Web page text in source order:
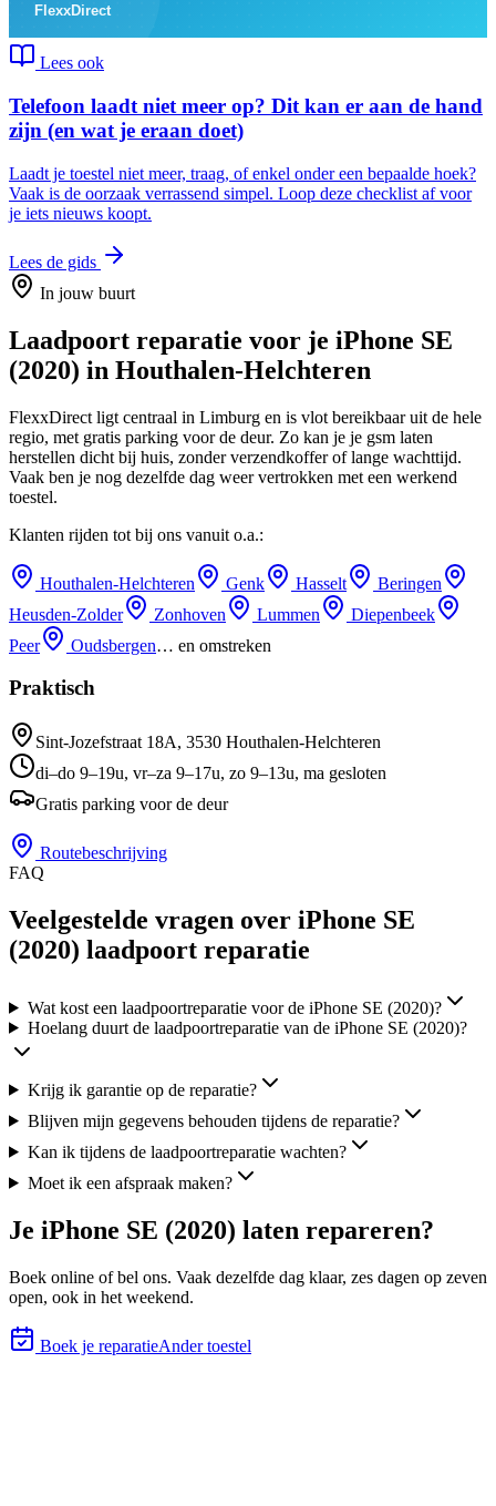
Lees ook
Telefoon laadt niet meer op? Dit kan er aan de hand
zijn (en wat je eraan doet)
Laadt je toestel niet meer, traag, of enkel onder een bepaalde hoek?
Vaak is de oorzaak verrassend simpel. Loop deze checklist af voor
je iets nieuws koopt.
Lees de gids
In jouw buurt
Laadpoort reparatie voor je iPhone SE
(2020) in Houthalen-Helchteren
FlexxDirect ligt centraal in Limburg en is vlot bereikbaar uit de hele
regio, met gratis parking voor de deur. Zo kan je je gsm laten
herstellen dicht bij huis, zonder verzendkoffer of lange wachttijd.
Vaak ben je nog dezelfde dag weer vertrokken met een werkend
toestel.
Klanten rijden tot bij ons vanuit o.a.:
Houthalen-Helchteren Genk Hasselt
Beringen
Heusden-Zolder
Zonhoven Lummen
Diepenbeek
Peer
Oudsbergen… en omstreken
Praktisch
Sint-Jozefstraat 18A, 3530 Houthalen-Helchteren
di–do 9–19u, vr–za 9–17u, zo 9–13u, ma gesloten
Gratis parking voor de deur
Routebeschrijving
FAQ
Veelgestelde vragen over iPhone SE
(2020) laadpoort reparatie
Wat kost een laadpoortreparatie voor de iPhone SE (2020)?
Hoelang duurt de laadpoortreparatie van de iPhone SE (2020)?
Krijg ik garantie op de reparatie?
Blijven mijn gegevens behouden tijdens de reparatie?
Kan ik tijdens de laadpoortreparatie wachten?
Moet ik een afspraak maken?
Je iPhone SE (2020) laten repareren?
Boek online of bel ons. Vaak dezelfde dag klaar, zes dagen op zeven
open, ook in het weekend.
Boek je reparatieAnder toestel